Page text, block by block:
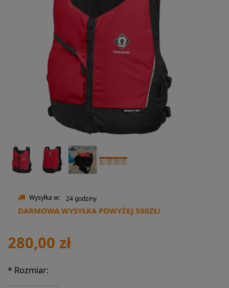
Wysyłka w: 24 godziny
DARMOWA WYSYŁKA POWYŻEJ 500ZŁ!
280,00 zł
* Rozmiar: